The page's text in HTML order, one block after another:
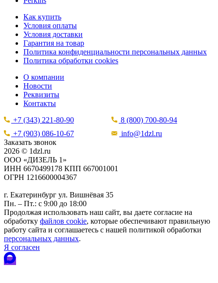
Как купить
Условия оплаты
Условия доставки
Гарантия на товар
Политика конфиденциальности персональных данных
Политика обработки cookies
О компании
Новости
Реквизиты
Контакты
+7 (343) 221-80-90
8 (800) 700-80-94
+7 (903) 086-10-67
info@1dzl.ru
Заказать звонок
2026 © 1dzl.ru
ООО «ДИЗЕЛЬ 1»
ИНН 6670499178 КПП 667001001
ОГРН 1216600004367
г. Екатеринбург ул. Вишнёвая 35
Пн. – Пт.: с 9:00 до 18:00
Продолжая использовать наш сайт, вы даете согласие на
обработку файлов cookie, которые обеспечивают правильную
работу сайта и соглашаетесь с нашей политикой обработки
персональных данных.
Я согласен